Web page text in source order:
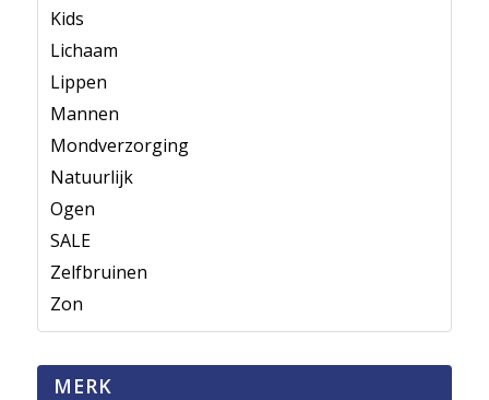
Kids
Lichaam
Lippen
Mannen
Mondverzorging
Natuurlijk
Ogen
SALE
Zelfbruinen
Zon
MERK